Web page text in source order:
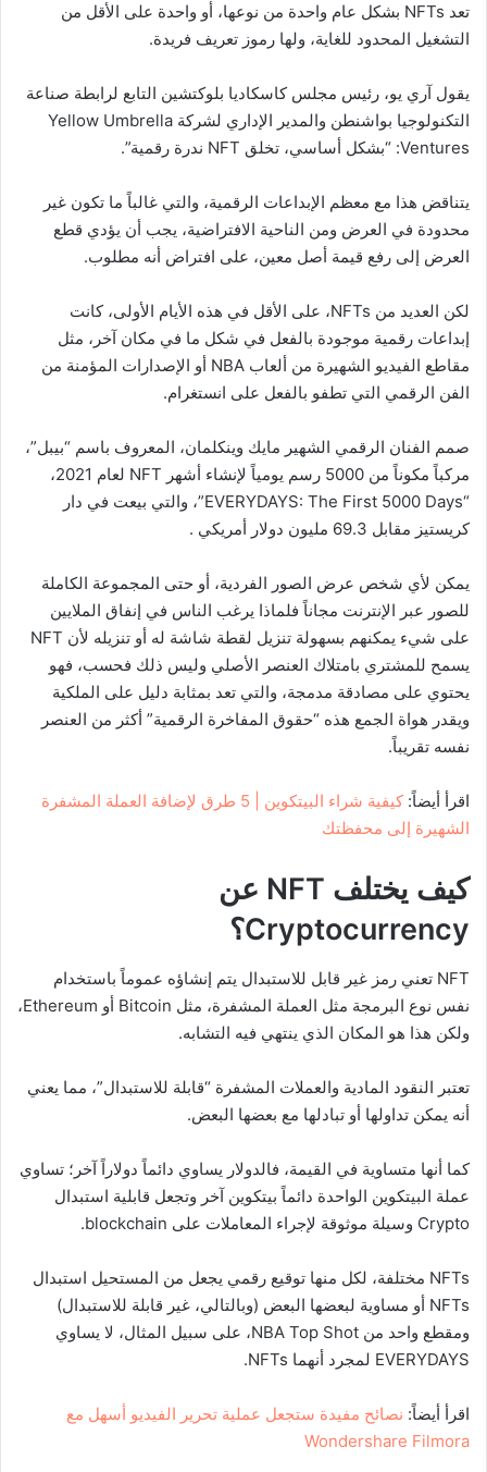
تعد NFTs بشكل عام واحدة من نوعها، أو واحدة على الأقل من
التشغيل المحدود للغاية، ولها رموز تعريف فريدة.
يقول آري يو، رئيس مجلس كاسكاديا بلوكتشين التابع لرابطة صناعة
التكنولوجيا بواشنطن والمدير الإداري لشركة Yellow Umbrella
Ventures: “بشكل أساسي، تخلق NFT ندرة رقمية”.
يتناقض هذا مع معظم الإبداعات الرقمية، والتي غالباً ما تكون غير
محدودة في العرض ومن الناحية الافتراضية، يجب أن يؤدي قطع
العرض إلى رفع قيمة أصل معين، على افتراض أنه مطلوب.
لكن العديد من NFTs، على الأقل في هذه الأيام الأولى، كانت
إبداعات رقمية موجودة بالفعل في شكل ما في مكان آخر، مثل
مقاطع الفيديو الشهيرة من ألعاب NBA أو الإصدارات المؤمنة من
الفن الرقمي التي تطفو بالفعل على انستغرام.
صمم الفنان الرقمي الشهير مايك وينكلمان، المعروف باسم “بيبل”،
مركباً مكوناً من 5000 رسم يومياً لإنشاء أشهر NFT لعام 2021،
“EVERYDAYS: The First 5000 Days”، والتي بيعت في دار
كريستيز مقابل 69.3 مليون دولار أمريكي .
يمكن لأي شخص عرض الصور الفردية، أو حتى المجموعة الكاملة
للصور عبر الإنترنت مجاناً فلماذا يرغب الناس في إنفاق الملايين
على شيء يمكنهم بسهولة تنزيل لقطة شاشة له أو تنزيله لأن NFT
يسمح للمشتري بامتلاك العنصر الأصلي وليس ذلك فحسب، فهو
يحتوي على مصادقة مدمجة، والتي تعد بمثابة دليل على الملكية
ويقدر هواة الجمع هذه “حقوق المفاخرة الرقمية” أكثر من العنصر
نفسه تقريباً.
اقرأ أيضاً:
كيفية شراء البيتكوين | 5 طرق لإضافة العملة المشفرة
الشهيرة إلى محفظتك
كيف يختلف NFT عن
Cryptocurrency؟
NFT تعني رمز غير قابل للاستبدال يتم إنشاؤه عموماً باستخدام
نفس نوع البرمجة مثل العملة المشفرة، مثل Bitcoin أو Ethereum،
ولكن هذا هو المكان الذي ينتهي فيه التشابه.
تعتبر النقود المادية والعملات المشفرة “قابلة للاستبدال”، مما يعني
أنه يمكن تداولها أو تبادلها مع بعضها البعض.
كما أنها متساوية في القيمة، فالدولار يساوي دائماً دولاراً آخر؛ تساوي
عملة البيتكوين الواحدة دائماً بيتكوين آخر وتجعل قابلية استبدال
Crypto وسيلة موثوقة لإجراء المعاملات على blockchain.
NFTs مختلفة، لكل منها توقيع رقمي يجعل من المستحيل استبدال
NFTs أو مساوية لبعضها البعض (وبالتالي، غير قابلة للاستبدال)
ومقطع واحد من NBA Top Shot، على سبيل المثال، لا يساوي
EVERYDAYS لمجرد أنهما NFTs.
اقرأ أيضاً: نصائح مفيدة ستجعل عملية تحرير الفيديو أسهل مع
Wondershare Filmora